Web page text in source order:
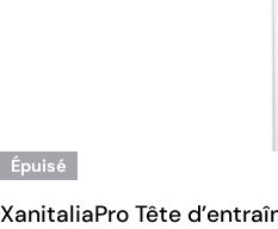
Épuisé
XanitaliaPro Tête